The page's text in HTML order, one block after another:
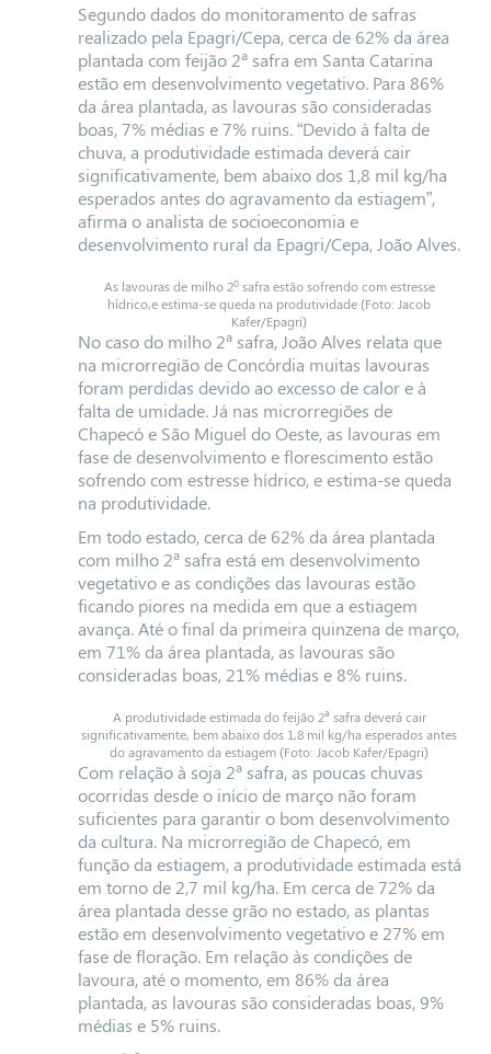
Segundo dados do monitoramento de safras
realizado pela Epagri/Cepa, cerca de 62% da área
plantada com feijão 2ª safra em Santa Catarina
estão em desenvolvimento vegetativo. Para 86%
da área plantada, as lavouras são consideradas
boas, 7% médias e 7% ruins. “Devido à falta de
chuva, a produtividade estimada deverá cair
significativamente, bem abaixo dos 1,8 mil kg/ha
esperados antes do agravamento da estiagem”,
afirma o analista de socioeconomia e
desenvolvimento rural da Epagri/Cepa, João Alves.
As lavouras de milho 2º safra estão sofrendo com estresse
hídrico,e estima-se queda na produtividade (Foto: Jacob
Kafer/Epagri)
No caso do milho 2ª safra, João Alves relata que
na microrregião de Concórdia muitas lavouras
foram perdidas devido ao excesso de calor e à
falta de umidade. Já nas microrregiões de
Chapecó e São Miguel do Oeste, as lavouras em
fase de desenvolvimento e florescimento estão
sofrendo com estresse hídrico, e estima-se queda
na produtividade.
Em todo estado, cerca de 62% da área plantada
com milho 2ª safra está em desenvolvimento
vegetativo e as condições das lavouras estão
ficando piores na medida em que a estiagem
avança. Até o final da primeira quinzena de março,
em 71% da área plantada, as lavouras são
consideradas boas, 21% médias e 8% ruins.
A produtividade estimada do feijão 2ª safra deverá cair
significativamente, bem abaixo dos 1,8 mil kg/ha esperados antes
do agravamento da estiagem (Foto: Jacob Kafer/Epagri)
Com relação à soja 2ª safra, as poucas chuvas
ocorridas desde o início de março não foram
suficientes para garantir o bom desenvolvimento
da cultura. Na microrregião de Chapecó, em
função da estiagem, a produtividade estimada está
em torno de 2,7 mil kg/ha. Em cerca de 72% da
área plantada desse grão no estado, as plantas
estão em desenvolvimento vegetativo e 27% em
fase de floração. Em relação às condições de
lavoura, até o momento, em 86% da área
plantada, as lavouras são consideradas boas, 9%
médias e 5% ruins.